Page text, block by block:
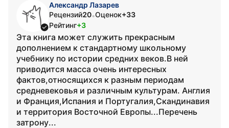
Александр Лазарев
Рецензий20•Оценок+33
Рейтинг+3
Эта книга может служить прекрасным
дополнением к стандартному школьному
учебнику по истории средних веков.В ней
приводится масса очень интересных
фактов,относящихся к разным периодам
средневековья и различным культурам. Англия
и Франция,Испания и Португалия,Скандинавия
и территория Восточной Европы...Перечень
затрону...